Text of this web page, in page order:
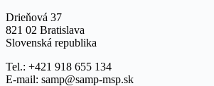
Drieňová 37
821 02 Bratislava
Slovenská republika
Tel.: +421 918 655 134
E-mail: samp@samp-msp.sk